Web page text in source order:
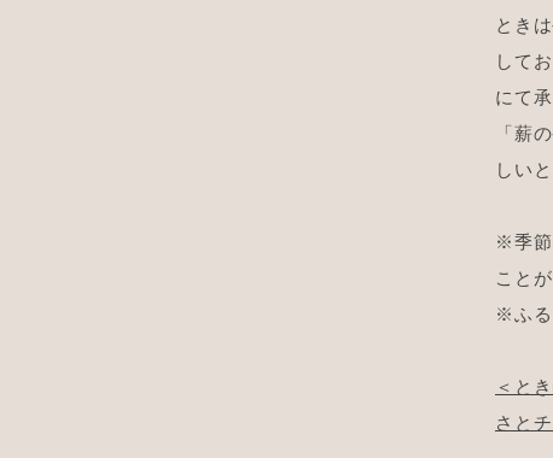
とき
して
にて
「薪
しい
※季節
こと
※ふる
＜と
さと